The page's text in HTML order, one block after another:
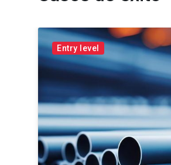
Entry level